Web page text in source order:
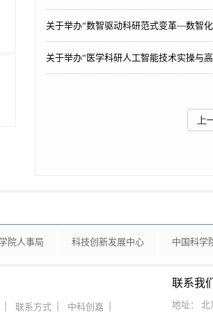
关于举办“数智驱动科研范式变革—数智
关于举办“医学科研人工智能技术实操与
院人事局 科技创新发展中心 中国科学
联系方式 中科创嘉
联系我们
地址： 北